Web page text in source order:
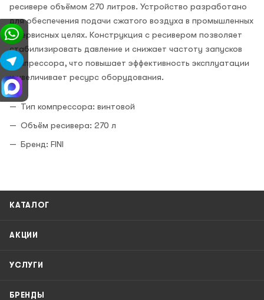
ресивере объёмом 270 литров. Устройство разработано
для обеспечения подачи сжатого воздуха в промышленных
и сервисных целях. Конструкция с ресивером позволяет
стабилизировать давление и снижает частоту запусков
компрессора, что повышает эффективность эксплуатации
и увеличивает ресурс оборудования.
Тип компрессора: винтовой
Объём ресивера: 270 л
Бренд: FINI
КАТАЛОГ
АКЦИИ
УСЛУГИ
БРЕНДЫ